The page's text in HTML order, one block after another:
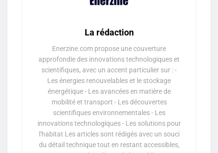
La rédaction
Enerzine.com propose une couverture
approfondie des innovations technologiques et
scientifiques, avec un accent particulier sur : -
Les énergies renouvelables et le stockage
énergétique - Les avancées en matière de
mobilité et transport - Les découvertes
scientifiques environnementales - Les
innovations technologiques - Les solutions pour
l'habitat Les articles sont rédigés avec un souci
du détail technique tout en restant accessibles,